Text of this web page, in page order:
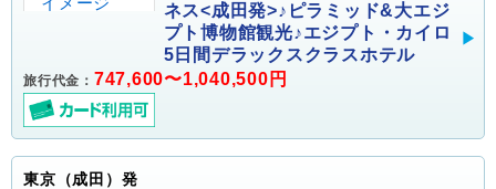
ネス<成田発>♪ピラミッド&大エジ
プト博物館観光♪エジプト・カイロ
5日間デラックスクラスホテル
旅行代金： 747,600〜1,040,500円
東京（成田）発